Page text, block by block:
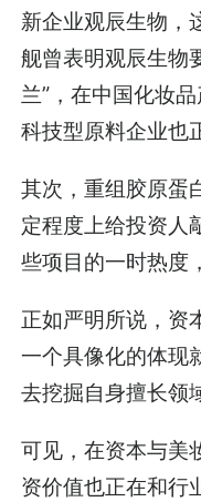
新企业观辰生物，
舰曾表明观辰生物
兰”，在中国化妆
科技型原料企业也
其次，重组胶原蛋
定程度上给投资人
些项目的一时热度
正如严明所说，资
一个具像化的体现
去挖掘自身擅长领
可见，在资本与美
资价值也正在和行